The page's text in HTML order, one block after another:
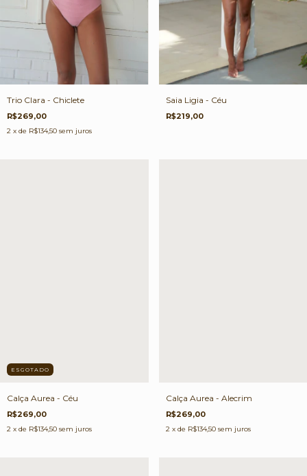
Trio Clara - Chiclete
R$269,00
2 x de R$134,50 sem juros
Saia Ligia - Céu
R$219,00
ESGOTADO
Calça Aurea - Céu
R$269,00
2 x de R$134,50 sem juros
Calça Aurea - Alecrim
R$269,00
2 x de R$134,50 sem juros